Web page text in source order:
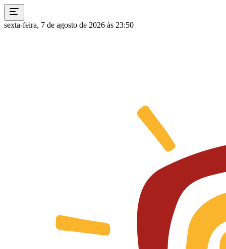
sexta-feira, 7 de agosto de 2026 às 23:50